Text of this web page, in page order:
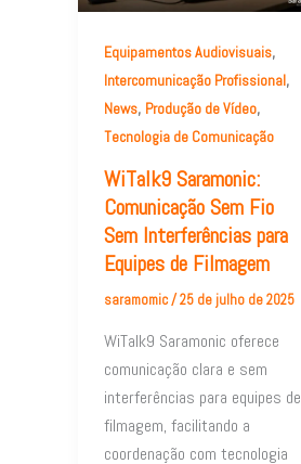
Equipamentos Audiovisuais,
Intercomunicação Profissional,
News, Produção de Vídeo,
Tecnologia de Comunicação
WiTalk9 Saramonic:
Comunicação Sem Fio
Sem Interferências para
Equipes de Filmagem
saramomic/25 de julho de 2025
WiTalk9 Saramonic oferece
comunicação clara e sem
interferências para equipes de
filmagem, facilitando a
coordenação com tecnologia